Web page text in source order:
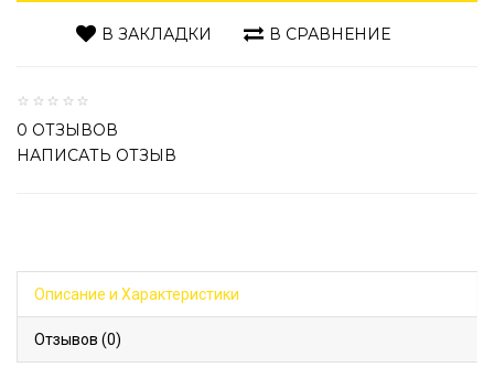
В ЗАКЛАДКИ В СРАВНЕНИЕ
0 ОТЗЫВОВ
НАПИСАТЬ ОТЗЫВ
Описание и Характеристики
Отзывов (0)